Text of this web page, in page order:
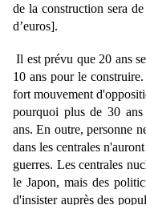
de la construction sera
d’euros].
Il est prévu que 20 ans
10 ans pour le
fort mouvement
pourquoi plus de 30 ans
ans. En outre, personne
dans les centrales
guerres. Les centrales
le Japon, mais des
d'insister auprès des